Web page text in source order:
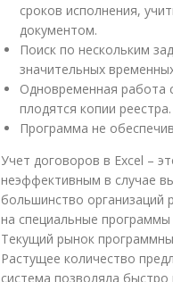
сроков исполнения,
документом.
Поиск по нескольким
значительных
Одновременная работа
плодятся копии реестра.
Программа не
Учет договоров в Excel –
неэффективным в случае
большинство организаций
на специальные
Текущий рынок
Растущее количество
система позволяла